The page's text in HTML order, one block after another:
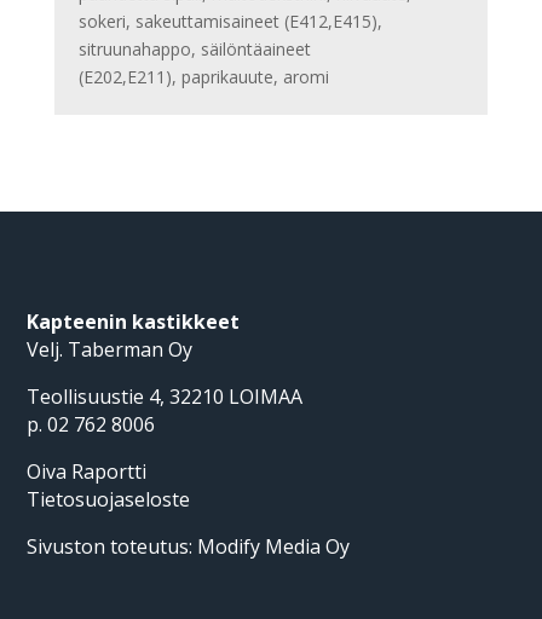
sokeri, sakeuttamisaineet (E412,E415),
sitruunahappo, säilöntäaineet
(E202,E211), paprikauute, aromi
Kapteenin kastikkeet
Velj. Taberman Oy
Teollisuustie 4, 32210 LOIMAA
p. 02 762 8006
Oiva Raportti
Tietosuojaseloste
Sivuston toteutus: Modify Media Oy